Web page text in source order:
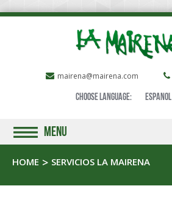
mairena@mairena.com
Choose language: Espanol
MENU
HOME SERVICIOS LA MAIRENA